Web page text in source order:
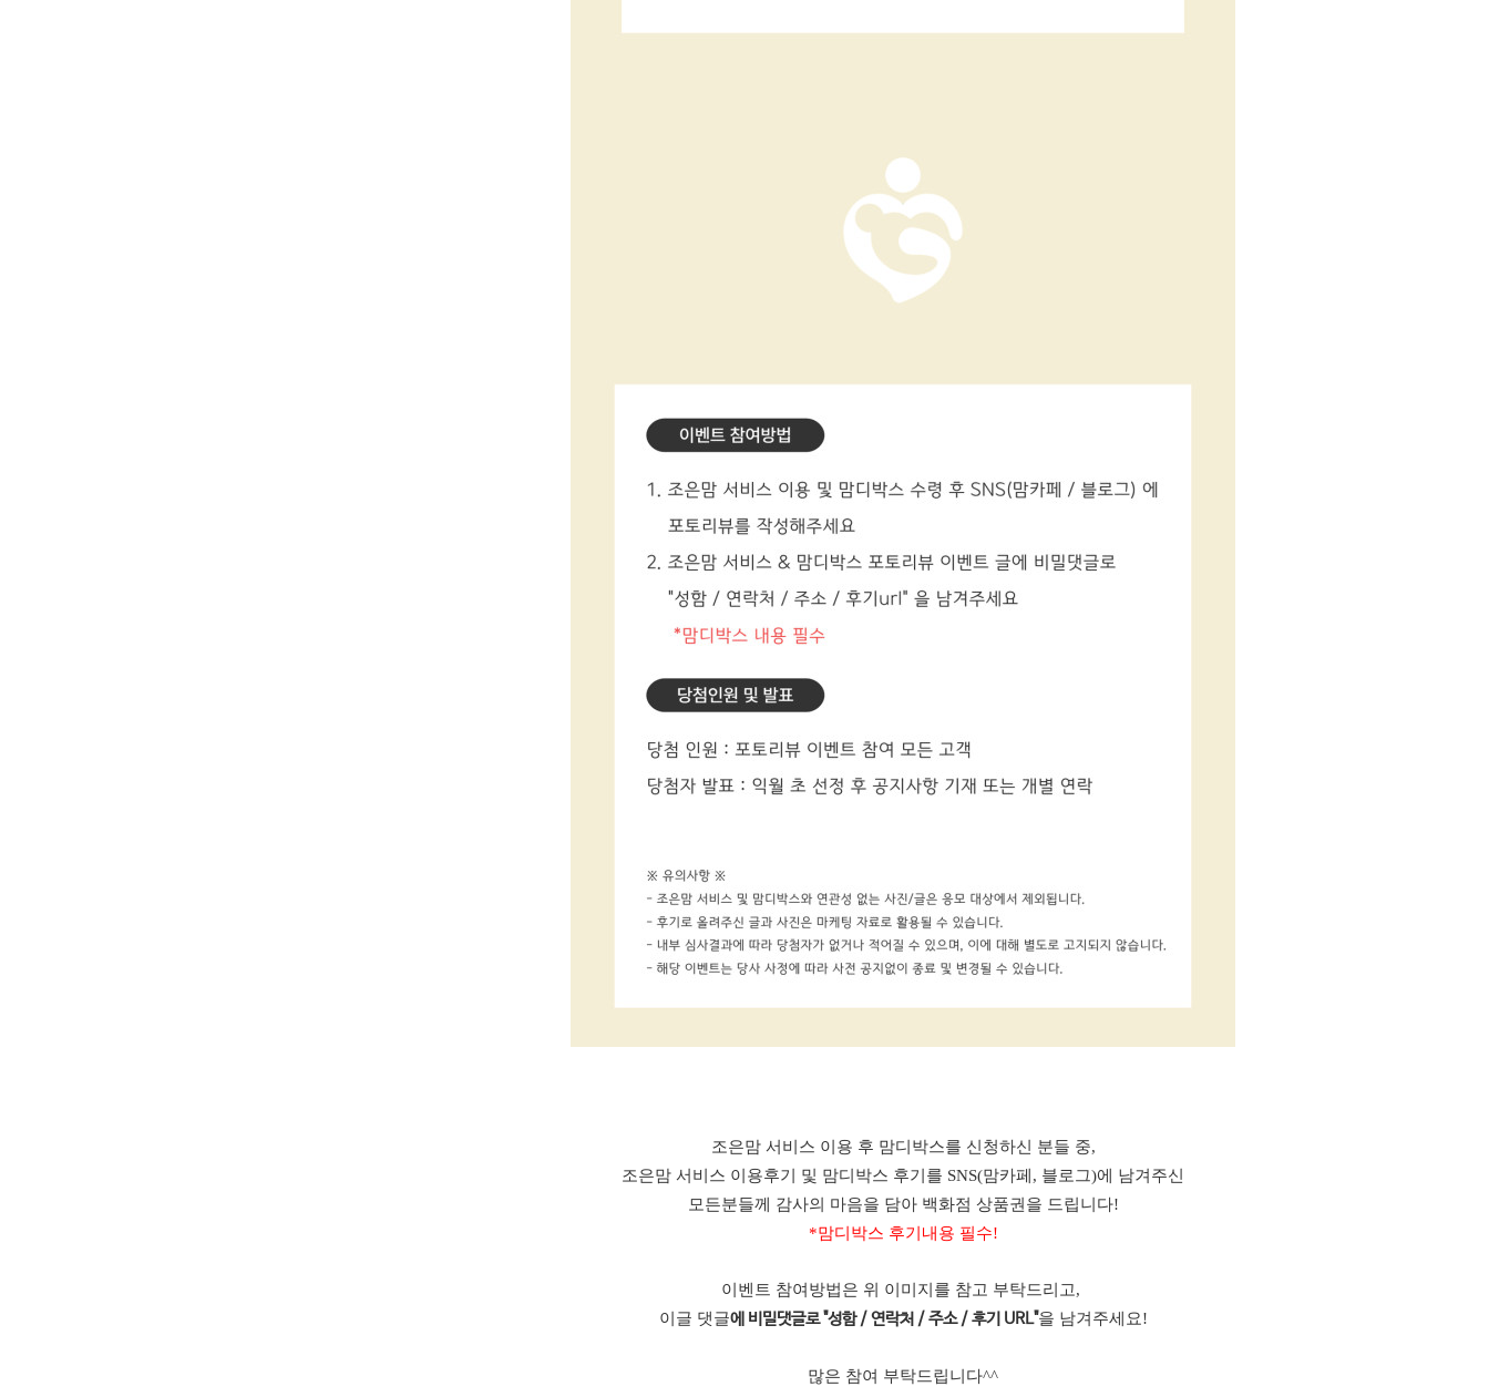
조은맘 서비스 이용 후 맘디박스를 신청하신 분들 중,
조은맘 서비스 이용후기 및 맘디박스 후기를 SNS(맘카페, 블로그)에 남겨주신
모든분들께 감사의 마음을 담아 백화점 상품권을 드립니다!
*맘디박스 후기내용 필수!
이벤트 참여방법은 위 이미지를 참고 부탁드리고,
이글 댓글에 비밀댓글로 "성함 / 연락처 / 주소 / 후기 URL"을 남겨주세요!
많은 참여 부탁드립니다^^